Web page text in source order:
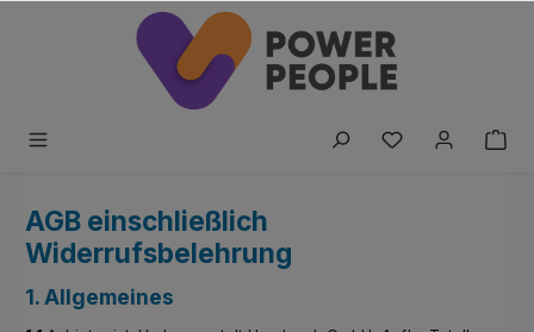
Zum Hauptinhalt springen
Du hast 0
AGB einschließlich
Widerrufsbelehrung
1. Allgemeines